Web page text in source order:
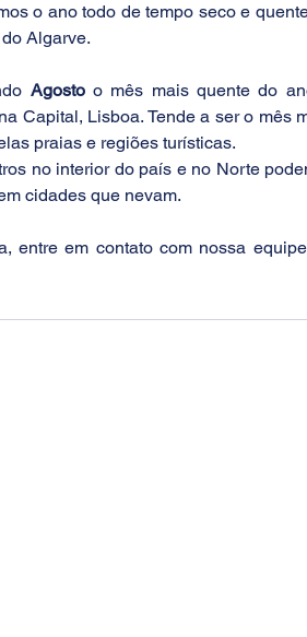
o ano todo de tempo seco e
Algarve.
Agosto o mês mais quente do
Capital, Lisboa. Tende a ser o mês
praias e regiões turísticas.
no interior do país e no Norte
cidades que nevam.
entre em contato com nossa